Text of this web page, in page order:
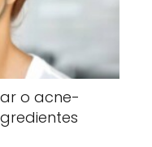
o acne-